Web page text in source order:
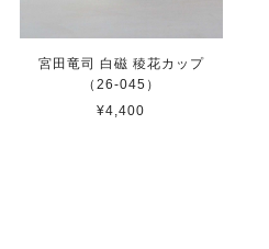
宮田竜司 白磁 稜花カップ
（26-045）
¥4,400